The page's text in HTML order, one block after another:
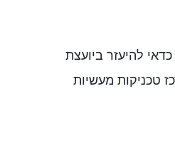
להיעזר ביועצת
טכניקות מעשיות